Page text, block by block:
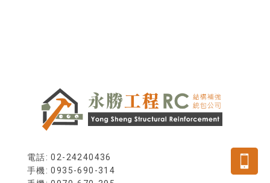
電話: 02-24240436
手機: 0935-690-314